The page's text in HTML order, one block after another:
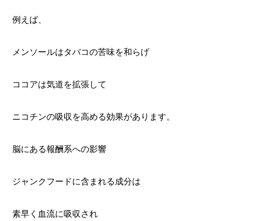
例えば、
メンソールはタバコの苦味を和らげ
ココアは気道を拡張して
ニコチンの吸収を高める効果があります。
脳にある報酬系への影響
ジャンクフードに含まれる成分は
素早く血流に吸収され